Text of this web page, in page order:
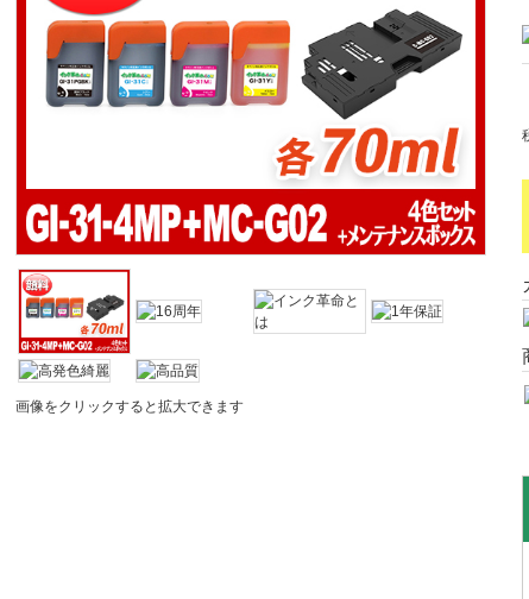
画像をクリックすると拡大できます